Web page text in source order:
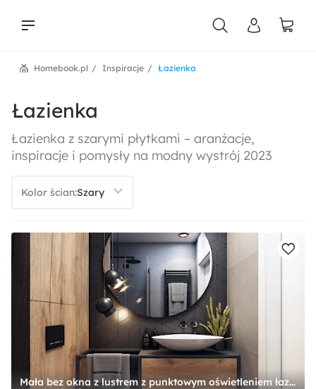
Łazienka
Inspiracje
Homebook.pl
Łazienka
Łazienka z szarymi płytkami – aranżacje,
inspiracje i pomysły na modny wystrój 2023
Kolor ścian:
Mała bez okna z lustrem z punktowym oświetleniem łazienka, styl industrialny - zdjęcie od ICONDESIGN